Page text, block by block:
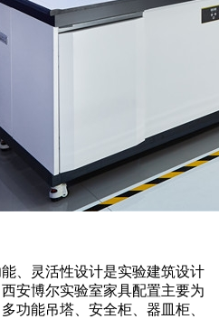
、灵活性设计是实验建筑设计
安博尔实验室家具配置主要为
功能吊塔、安全柜、器皿柜、